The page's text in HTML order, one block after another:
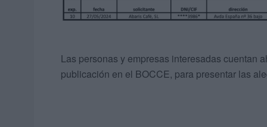
Las personas y empresas interesadas cuentan
publicación en el BOCCE, para presentar las